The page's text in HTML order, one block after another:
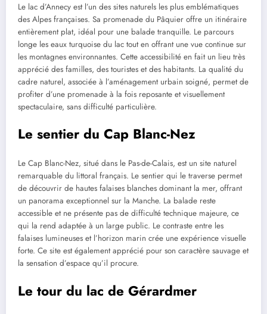
Le lac d’Annecy est l’un des sites naturels les plus emblématiques
des Alpes françaises. Sa promenade du Pâquier offre un itinéraire
entièrement plat, idéal pour une balade tranquille. Le parcours
longe les eaux turquoise du lac tout en offrant une vue continue sur
les montagnes environnantes. Cette accessibilité en fait un lieu très
apprécié des familles, des touristes et des habitants. La qualité du
cadre naturel, associée à l’aménagement urbain soigné, permet de
profiter d’une promenade à la fois reposante et visuellement
spectaculaire, sans difficulté particulière.
Le sentier du Cap Blanc-Nez
Le Cap Blanc-Nez, situé dans le Pas-de-Calais, est un site naturel
remarquable du littoral français. Le sentier qui le traverse permet
de découvrir de hautes falaises blanches dominant la mer, offrant
un panorama exceptionnel sur la Manche. La balade reste
accessible et ne présente pas de difficulté technique majeure, ce
qui la rend adaptée à un large public. Le contraste entre les
falaises lumineuses et l’horizon marin crée une expérience visuelle
forte. Ce site est également apprécié pour son caractère sauvage et
la sensation d’espace qu’il procure.
Le tour du lac de Gérardmer